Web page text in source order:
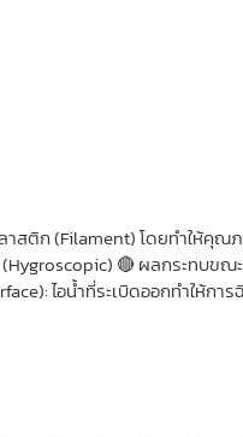
าสติก (Filament) โดยทำให้คุ
🔴 ผลกระทบขณ
ไอน้ำที่ระเบิดออกทำให้กา